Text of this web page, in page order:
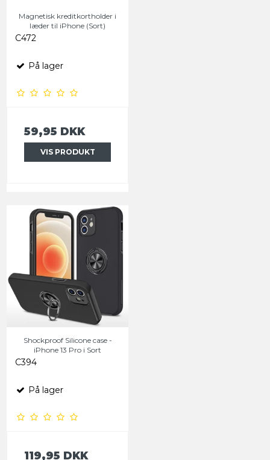
Magnetisk kreditkortholder i
læder til iPhone (Sort)
C472
På lager
59,95 DKK
VIS PRODUKT
Shockproof Silicone case -
iPhone 13 Pro i Sort
C394
På lager
119,95 DKK